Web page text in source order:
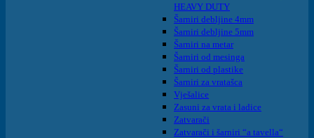
HEAVY DUTY
Šarniri debljine 4mm
Šarniri debljine 5mm
Šarniri na metar
Šarniri od mesinga
Šarniri od plastike
Šarniri za vratašca
Vješalice
Zasuni za vrata i ladice
Zatvarači
Zatvarači i šarniri “a tavella“